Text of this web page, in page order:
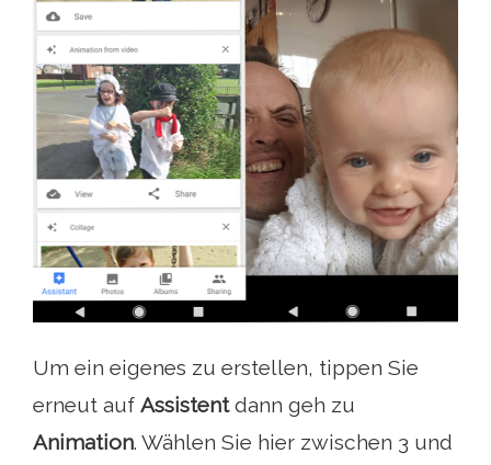
Um ein eigenes zu erstellen, tippen Sie
erneut auf Assistentdann geh zu
Animation. Wählen Sie hier zwischen 3 und